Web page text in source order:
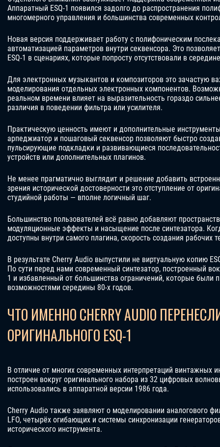
Аппаратный ESQ-1 появился задолго до распространения
многомерного управления и большинства современных
Новая версия поддерживает работу с полифоническим
автоматизацией параметров внутри секвенсора. Это
ESQ-1 в сценариях, которые попросту отсутствовали в
Для электронных музыкантов и композиторов это зачастую
моделирования отдельных электронных компонентов.
реальном времени влияет на выразительность гораздо
различия в поведении фильтра или усилителя.
Практическую ценность имеют и дополнительные
арпеджиатор и пошаговый секвенсор позволяют быстро
пульсирующие подкладки и развивающиеся
устройств или дополнительных плагинов.
Не менее прагматично выглядит и решение добавить
зрения исторической достоверности это отступление от
студийной работы — вполне логичный шаг.
Большинство пользователей всё равно добавляют
модуляционные эффекты и насыщение после синтезатора.
доступны внутри самого плагина, скорость создания рабочих
В результате Cherry Audio выпустили не виртуальную копию
По сути перед нами современный синтезатор, построенный
1 и избавленный от большинства ограничений, которые были
возможностями середины 80-х годов.
ЧТО ИМЕННО CHERRY AUDIO
ОРИГИНАЛЬНОГО ESQ-1
В отличие от многих современных интерпретаций винтажных
построен вокруг оригинального набора из 32 цифровых
использовались в аппаратной версии 1986 года.
Cherry Audio также заявляют о моделировании аналогового
LFO, четырёх огибающих и системы синхронизации
исторического инструмента.